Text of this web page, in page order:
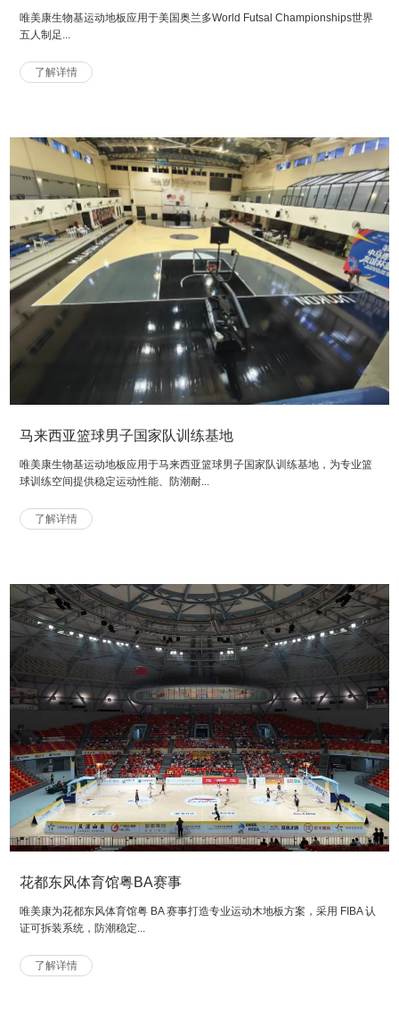
唯美康生物基运动地板应用于美国奥兰多World Futsal Championships世界
五人制足...
了解详情
马来西亚篮球男子国家队训练基地
唯美康生物基运动地板应用于马来西亚篮球男子国家队训练基地，为专业篮
球训练空间提供稳定运动性能、防潮耐...
了解详情
花都东风体育馆粤BA赛事
唯美康为花都东风体育馆粤 BA 赛事打造专业运动木地板方案，采用 FIBA 认
证可拆装系统，防潮稳定...
了解详情